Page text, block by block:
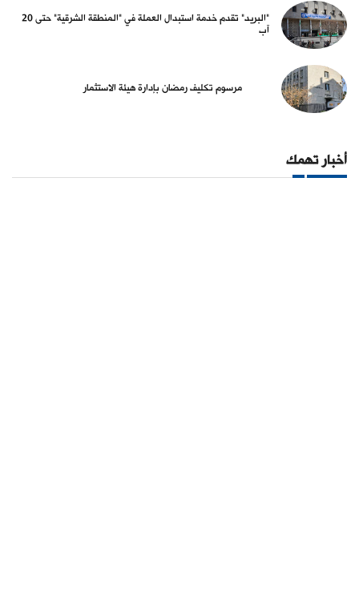
"البريد" تقدم خدمة استبدال العملة في "المنطقة الشرقية" حتى 20
آب
مرسوم تكليف رمضان بإدارة هيئة الاستثمار
أخبار تهمك